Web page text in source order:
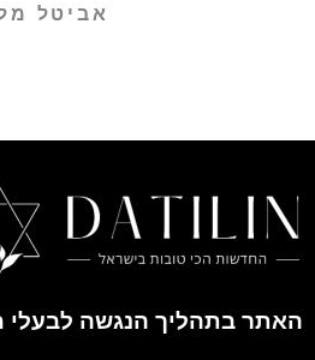
אביטל
האתר בתהליך הנגשה לבעלי